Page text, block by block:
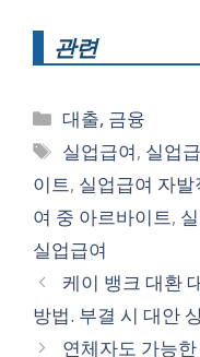
관련
카
테
리
대출, 금융
태
그
실업급여, 실업
이트, 실업급여 자
여 중 아르바이트,
실업급여
케이 뱅크 대환
방법. 부결 시 대안
연체자도 가능